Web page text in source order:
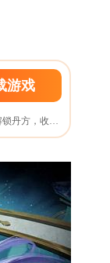
游戏
新《诛仙手游》全新版本“百炼成仙”今日上线!独创仙侠炼丹玩法震撼来袭，解锁丹方，收集药材，添加药引成就仙丹，使用丹药获得永久属性加成，精彩玩法助力道法封神!